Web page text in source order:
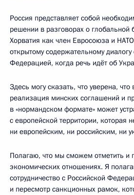
Россия представляет собой
решении в разговорах о глобальной
Хорватия как член Евросоюза и
открытому содержательному диалогу
Федерацией, когда речь идёт об
Здесь могу сказать, что уверена, что
реализация минских соглашений и
в «нормандском формате» может
с европейской территории, которая
ни европейским, ни российским, ни
Полагаю, что мы сможем отметить и
экономических отношениях. Я
сотрудничество с Российской
и пересмотр санкционных рамок,